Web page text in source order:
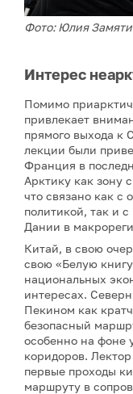
Фото: Юлия
Интерес
Помимо
привлекает
прямого выхода к
лекции были
Франция в
Арктику как зону
что связано как с
политикой, так и
Дании в
Китай, в свою
свою «Белую
национальных
интересах.
Пекином как
безопасный
особенно на фоне
коридоров.
первые проходы
маршруту в